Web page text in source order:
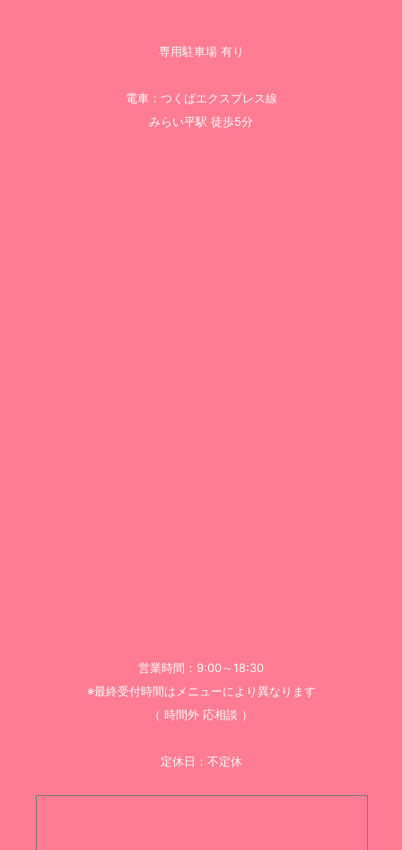
専用駐車場 有り
電車：つくばエクスプレス線
みらい平駅 徒歩5分
営業時間：9:00～18:30
※最終受付時間はメニューにより異なります
（ 時間外 応相談 ）
定休日：不定休